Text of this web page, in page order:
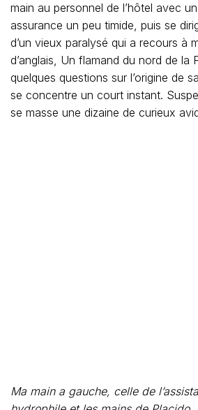
main au personnel de l’hôtel avec
assurance un peu timide, puis se
d’un vieux paralysé qui a recours à
d’anglais, Un flamand du nord de la
quelques questions sur l’origine de
se concentre un court instant.
se masse une dizaine de curieux
l’effort sur le visage de Placido. Des
front, Il tire sur une masse blanchâtre